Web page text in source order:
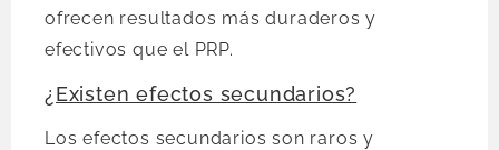
ofrecen resultados más duraderos y
efectivos que el PRP.
¿Existen efectos secundarios?
Los efectos secundarios son raros y